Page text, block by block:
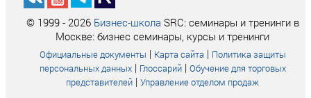
© 1999 - 2026 Бизнес-школа SRC: семинары и тренинги в
Москве: бизнес семинары, курсы и тренинги
Официальные документы | Карта сайта | Политика защиты
персональных данных| Глоссарий| Обучение для торговых
представителей | Управление отделом продаж